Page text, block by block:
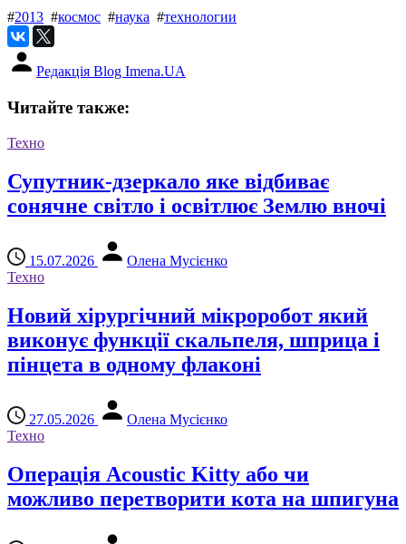
#2013 #космос #наука #технологии
Редакція Blog Imena.UA
Читайте также:
Техно
Супутник-дзеркало яке відбиває
сонячне світло і освітлює Землю вночі
15.07.2026
Олена Мусієнко
Техно
Новий хірургічний мікроробот який
виконує функції скальпеля, шприца і
пінцета в одному флаконі
27.05.2026
Олена Мусієнко
Техно
Операція Acoustic Kitty або чи
можливо перетворити кота на шпигуна